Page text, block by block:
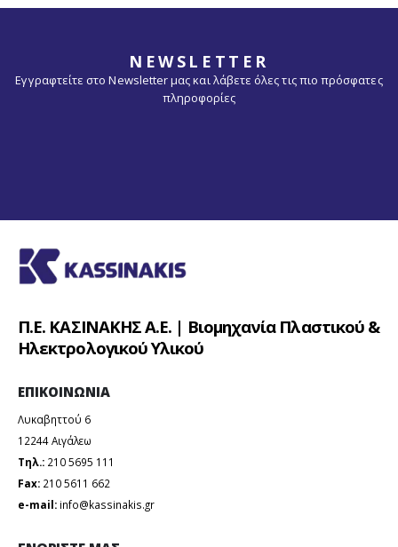
NEWSLETTER
Εγγραφτείτε στο Newsletter μας και λάβετε όλες τις πιο πρόσφατες
πληροφορίες
Π.Ε. ΚΑΣΙΝΑΚΗΣ Α.Ε. | Βιομηχανία Πλαστικού &
Ηλεκτρολογικού Υλικού
ΕΠΙΚΟΙΝΩΝΙΑ
Λυκαβηττού 6
12244 Aιγάλεω
Τηλ.: 210 5695 111
Fax: 210 5611 662
e-mail: info@kassinakis.gr